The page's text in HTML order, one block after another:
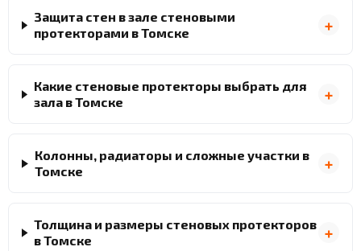
Защита стен в зале стеновыми
протекторами в Томске
Какие стеновые протекторы выбрать для
зала в Томске
Колонны, радиаторы и сложные участки в
Томске
Толщина и размеры стеновых протекторов
в Томске